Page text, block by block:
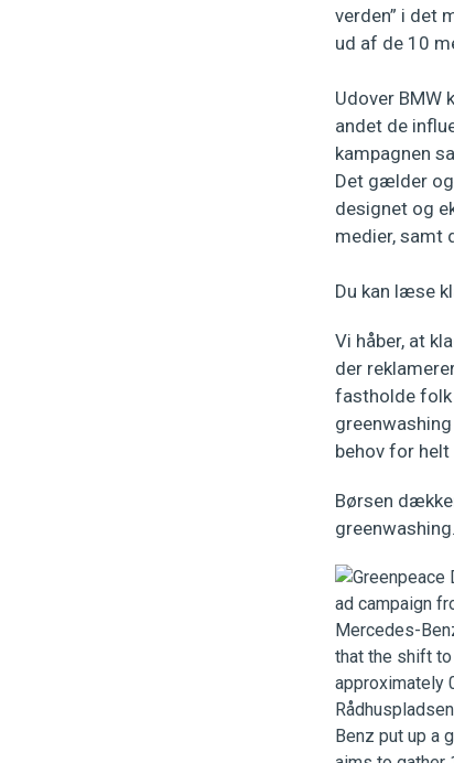
verden” i det
ud af de 10
Udover BMW
andet de
kampagnen
Det gælder
designet og
medier, samt
Du kan læse
Vi håber, at
der
fastholde folk
behov for
Børsen
greenwashing.